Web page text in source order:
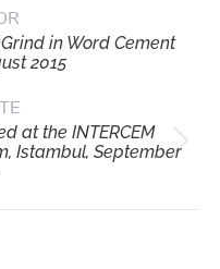
in Word Cement
2015
at the INTERCEM
Istambul, September